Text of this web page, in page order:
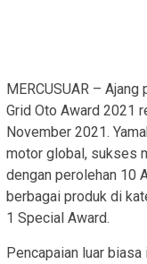
MERCUSUAR –
Grid Oto Award 2021
November 2021.
motor global, sukses
dengan perolehan 10
berbagai produk di
1 Special Award.
Pencapaian luar